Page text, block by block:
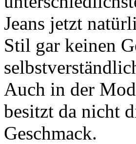
Jeans jetzt
Stil gar keinen
Auch in der
besitzt da nicht
Geschmack.